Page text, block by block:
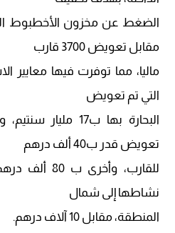
الضغط عن مخزون اﻷخطبوط
مقابل تعويض 3700 قارب
ماليا، مما توفرت فيها معايير
التي تم تعويض
البحارة بها ب17
تعويض قدر ب40 ألف درهم
للقارب،
نشاطها إلى شمال
المنطقة، مقابل 10 آلاف درهم.